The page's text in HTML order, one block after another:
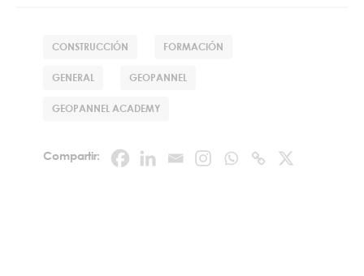
CONSTRUCCIÓN FORMACIÓN
GENERAL GEOPANNEL
GEOPANNEL ACADEMY
Compartir: